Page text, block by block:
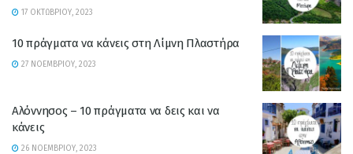
17 ΟΚΤΩΒΡΊΟΥ, 2023
10 πράγματα να κάνεις στη Λίμνη Πλαστήρα
27 ΝΟΕΜΒΡΊΟΥ, 2023
Αλόννησος – 10 πράγματα να δεις και να
κάνεις
26 ΝΟΕΜΒΡΊΟΥ, 2023